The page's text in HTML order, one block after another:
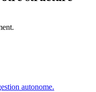
autonome.